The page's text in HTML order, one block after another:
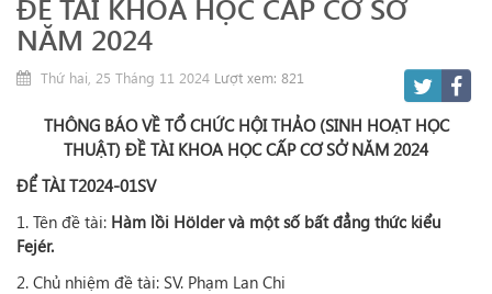
ĐỀ TÀI KHOA HỌC CẤP CƠ SỞ
NĂM 2024
Thứ hai, 25 Tháng 11 2024 Lượt xem: 821
THÔNG BÁO VỀ TỔ CHỨC HỘI THẢO (SINH HOẠT HỌC
THUẬT) ĐỀ TÀI KHOA HỌC CẤP CƠ SỞ NĂM 2024
ĐỂ TÀI T2024-01SV
1. Tên đề tài: Hàm lồi Hölder và một số bất đẳng thức kiểu
Fejér.
2. Chủ nhiệm đề tài: SV. Phạm Lan Chi